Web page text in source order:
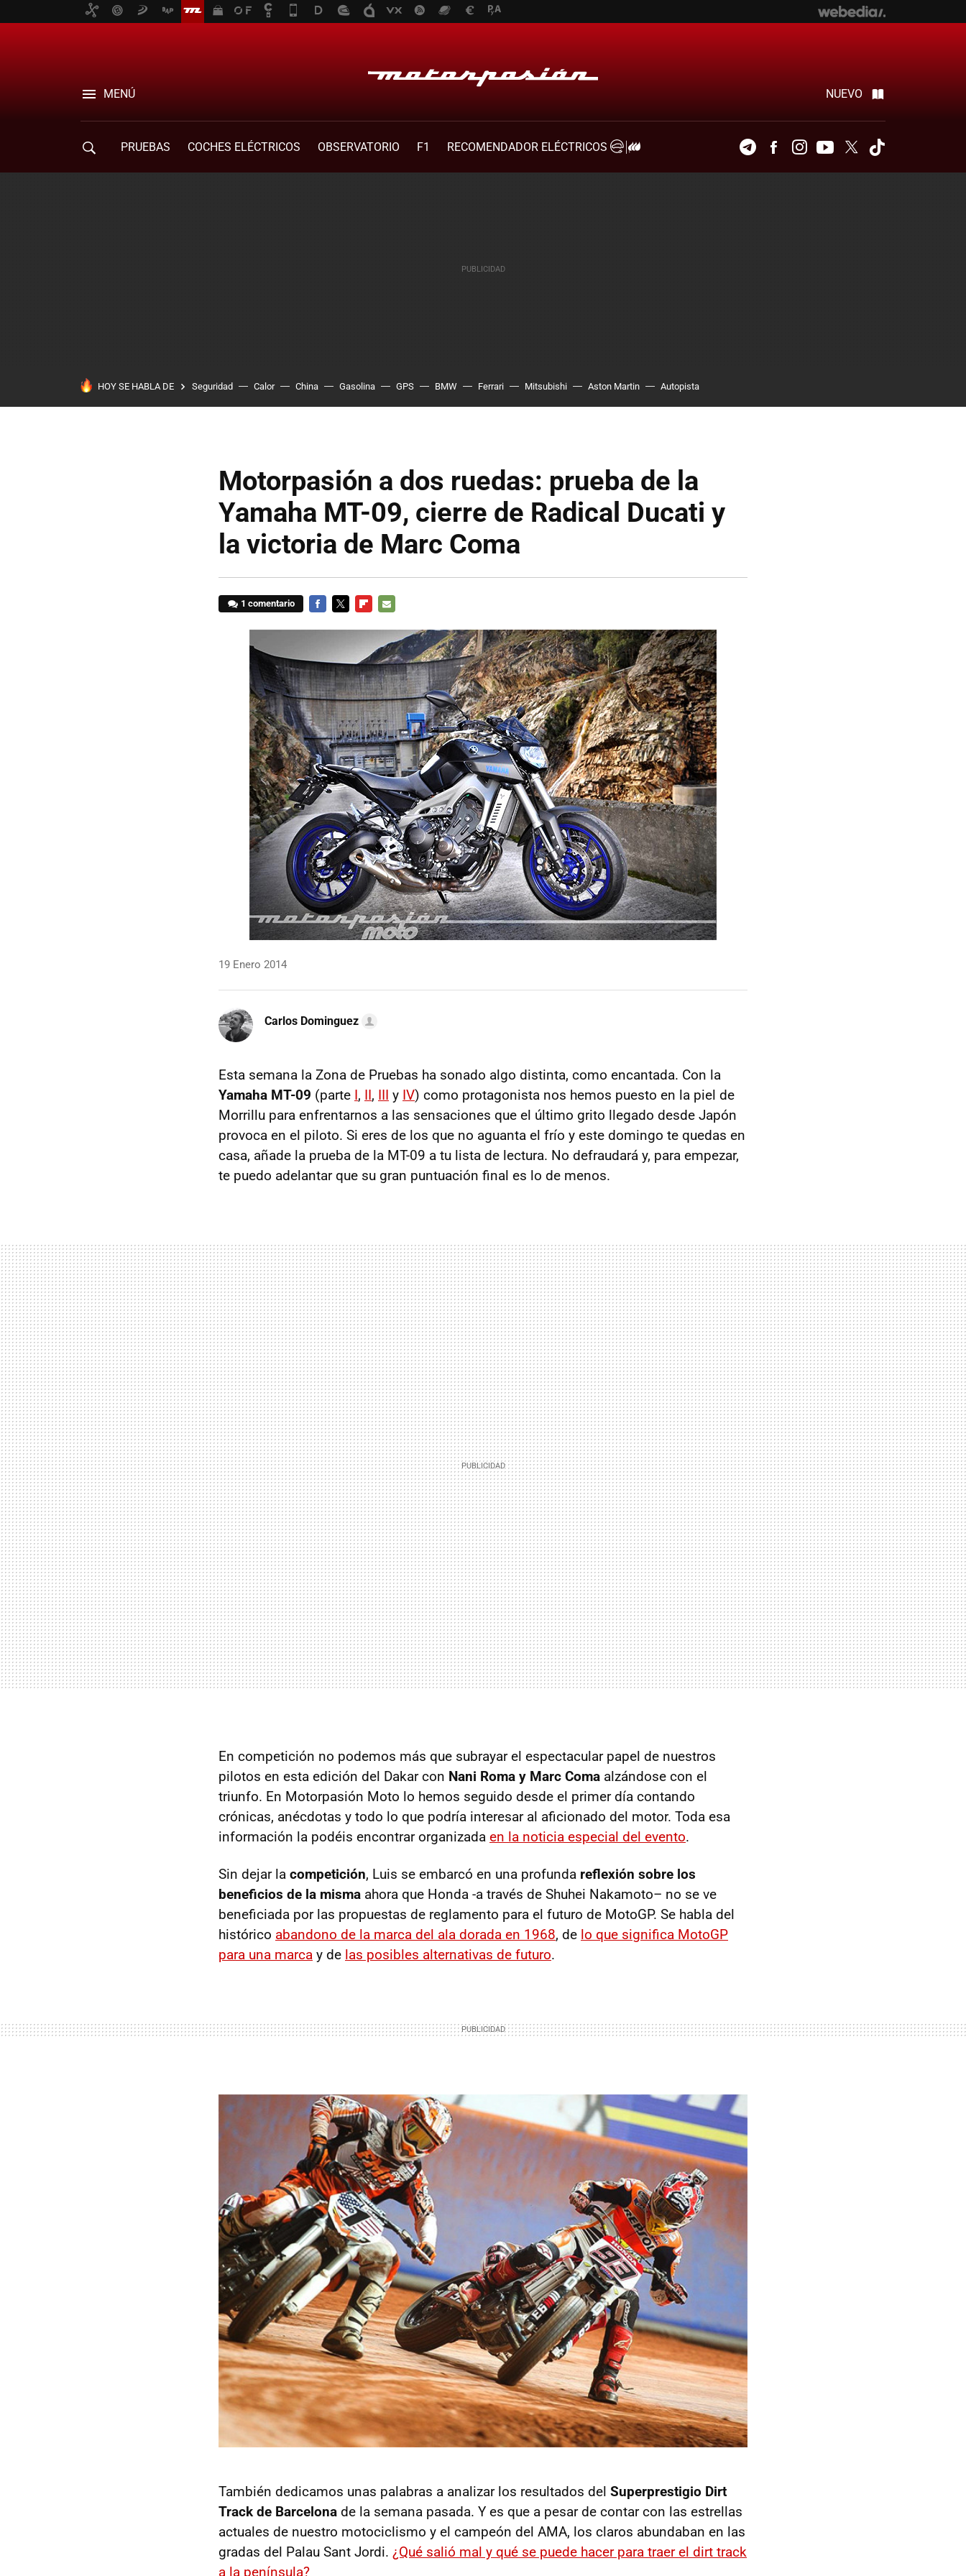
MENÚ NUEVO
PRUEBAS COCHES ELÉCTRICOS OBSERVATORIO F1
RECOMENDADOR ELÉCTRICOS
TelegramFacebookInstagramYoutubeTwitter
HOY SE HABLA DE Seguridad Calor China Gasolina GPS BMW Ferrari Mitsubishi Aston Martin Autopista
Motorpasión a dos ruedas: prueba de la
Yamaha MT-09, cierre de Radical Ducati y
la victoria de Marc Coma
1 comentario
MAIL
19 Enero 2014
Carlos Dominguez
Esta semana la Zona de Pruebas ha sonado algo distinta, como encantada. Con la
Yamaha MT-09 (parte I, II, III y IV) como protagonista nos hemos puesto en la piel de
Morrillu para enfrentarnos a las sensaciones que el último grito llegado desde Japón
provoca en el piloto. Si eres de los que no aguanta el frío y este domingo te quedas en
casa, añade la prueba de la MT-09 a tu lista de lectura. No defraudará y, para empezar,
te puedo adelantar que su gran puntuación final es lo de menos.
En competición no podemos más que subrayar el espectacular papel de nuestros
pilotos en esta edición del Dakar con Nani Roma y Marc Coma alzándose con el
triunfo. En Motorpasión Moto lo hemos seguido desde el primer día contando
crónicas, anécdotas y todo lo que podría interesar al aficionado del motor. Toda esa
información la podéis encontrar organizada en la noticia especial del evento.
Sin dejar la competición, Luis se embarcó en una profunda reflexión sobre los
beneficios de la misma ahora que Honda -a través de Shuhei Nakamoto– no se ve
beneficiada por las propuestas de reglamento para el futuro de MotoGP. Se habla del
histórico abandono de la marca del ala dorada en 1968, de lo que significa MotoGP
para una marca y de las posibles alternativas de futuro.
También dedicamos unas palabras a analizar los resultados del Superprestigio Dirt
Track de Barcelona de la semana pasada. Y es que a pesar de contar con las estrellas
actuales de nuestro motociclismo y el campeón del AMA, los claros abundaban en las
gradas del Palau Sant Jordi. ¿Qué salió mal y qué se puede hacer para traer el dirt track
a la península?